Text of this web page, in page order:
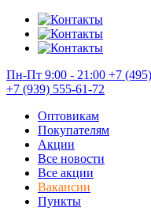
Пн-Пт 9:00 - 21:00 +7
+7 (939) 555-61-72
Оптовикам
Покупателям
Акции
Все новости
Все акции
Вакансии
Пункты